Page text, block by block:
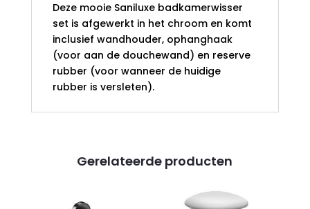
Deze mooie Saniluxe badkamerwisser
set is afgewerkt in het chroom en komt
inclusief wandhouder, ophanghaak
(voor aan de douchewand) en reserve
rubber (voor wanneer de huidige
rubber is versleten).
Gerelateerde producten